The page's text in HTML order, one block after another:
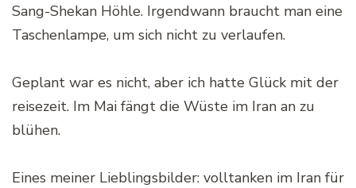
Sang-Shekan Höhle. Irgendwann braucht man eine
Taschenlampe, um sich nicht zu verlaufen.
Geplant war es nicht, aber ich hatte Glück mit der
reisezeit. Im Mai fängt die Wüste im Iran an zu
blühen.
Eines meiner Lieblingsbilder: volltanken im Iran für